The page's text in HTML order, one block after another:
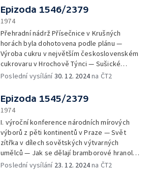
prohlédli výstavu hraček, se kterými si hrály
už naše prababičky — Holiday on Ice je
největší společnost, která může milovníkům
takové podívané poskytnout bohatý
program
Mitasu jezdí v mnoha socialistických i
kapitalistických zemích — Zrcadlo teleskopu
pro novou sovětskou observatoř má v
průměru 6 m a váží 42 tun — Pionýři pomáhají
při archeologickém výzkumu v centru Prahy
— Stará Praha ve fotografiích Jindřicha
Eckerta — Fotografia academica 74 —
Výstava "Velcí naivisté" v Amsterodamu —
podzim
Epizoda 1546/2379
1974
Přehradní nádrž Přísečnice v Krušných
horách byla dohotovena podle plánu —
Výroba cukru v největším československém
cukrovaru v Hrochově Týnci — Sušické
zápalky se vyrábějí už 135 let — Grafická díla
Svolinského — Jedna z největších
soukromých sbírek kaktusů v Evropě je v
Chebu — Mezinárodní jezdecký a skokanský
turnaj v Západním Berlíně — Automobilová
rallye Anglií a Skotskem
Poslední vysílání30. 12. 2024na ČT2
Epizoda 1545/2379
1974
I. výroční konference národních mírových
výborů z pěti kontinentů v Praze — Svět
zítřka v dílech sovětských výtvarných
umělců — Jak se dělají bramborové hranolky
ve velkém — Střední škole společného
Poslední vysílání 23. 12. 2024na ČT2